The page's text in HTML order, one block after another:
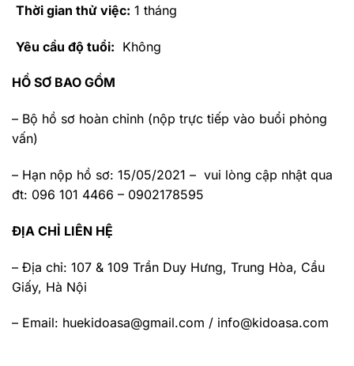
Thời gian thử việc: 1 tháng
Yêu cầu độ tuổi: Không
HỒ SƠ BAO GỒM
– Bộ hồ sơ hoàn chỉnh (nộp trực tiếp vào buổi phỏng
vấn)
– Hạn nộp hồ sơ: 15/05/2021 – vui lòng cập nhật qua
đt: 096 101 4466 – 0902178595
ĐỊA CHỈ LIÊN HỆ
– Địa chỉ: 107 & 109 Trần Duy Hưng, Trung Hòa, Cầu
Giấy, Hà Nội
– Email: huekidoasa@gmail.com / info@kidoasa.com